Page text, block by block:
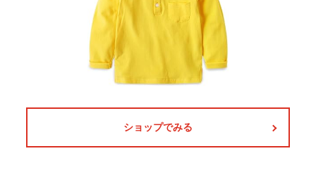
ショップでみる